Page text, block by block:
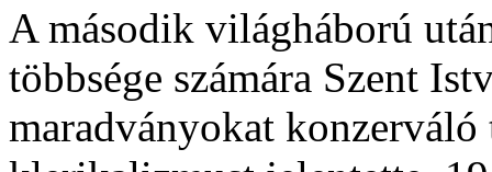
A második világháború
többsége számára Szent
maradványokat konzerváló